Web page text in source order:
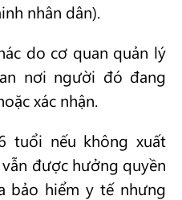
nhân dân).
do cơ quan quản lý
nơi người đó đang
xác nhận.
nếu không xuất
được hưởng quyền
bảo hiểm y tế nhưng